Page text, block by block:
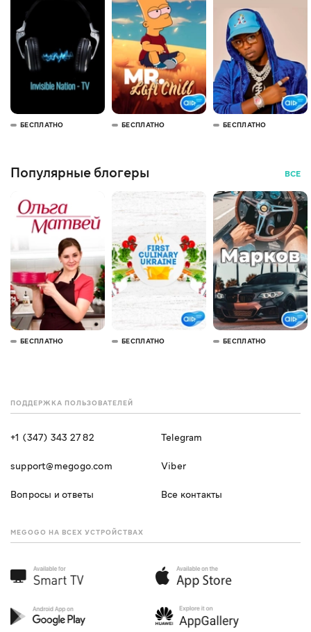
БЕСПЛАТНО БЕСПЛАТНО БЕСПЛАТНО
Популярные блогеры ВСЕ
БЕСПЛАТНО БЕСПЛАТНО БЕСПЛАТНО
ПОДДЕРЖКА ПОЛЬЗОВАТЕЛЕЙ
+1 (347) 343 27 82
support@megogo.com
Вопросы и ответы
Telegram
Viber
Все контакты
MEGOGO НА ВСЕХ УСТРОЙСТВАХ